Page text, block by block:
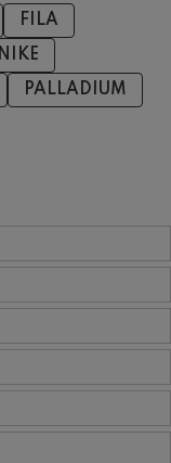
FILA
NIKE
PALLADIUM